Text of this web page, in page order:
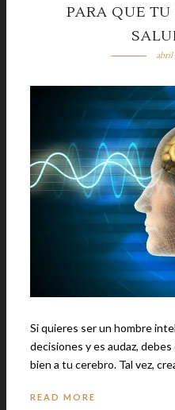
PARA QUE TU
abril
Si quieres ser un hombre
decisiones y es audaz,
bien a tu
READ MORE